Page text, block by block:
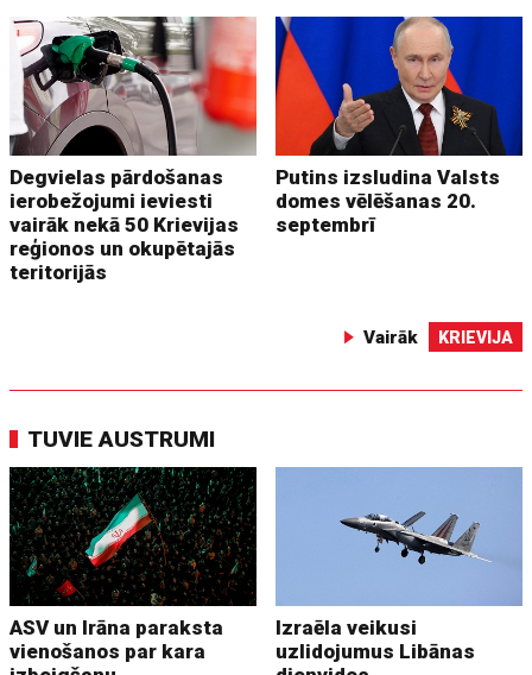
Degvielas pārdošanas
ierobežojumi ieviesti
vairāk nekā 50 Krievijas
reģionos un okupētajās
teritorijās
Putins izsludina Valsts
domes vēlēšanas 20.
septembrī
Vairāk KRIEVIJA
TUVIE AUSTRUMI
ASV un Irāna paraksta
vienošanos par kara
Izraēla veikusi
uzlidojumus Libānas